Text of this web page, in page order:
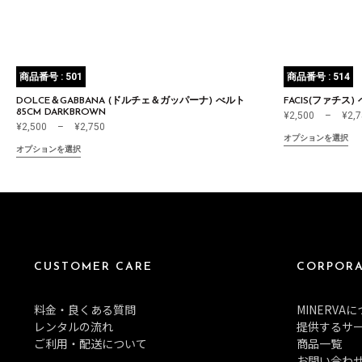
商品番号 : 501
DOLCE＆GABBANA (ドルチェ＆ガッパーナ) べルト
85CM DARKBROWN
¥2,500 – ¥2,750
オプションを選択
商品番号 : 514
FACIS(ファチス)
¥2,500 – ¥
オプションを選択
CUSTOMER CARE
料金・良くある質問
レンタルの流れ
ご利用・配送について
MINERVAに
提供するサ
商品一覧